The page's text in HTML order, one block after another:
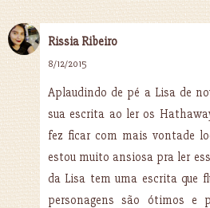
Rissia Ribeiro
8/12/2015
Aplaudindo de pé a Lisa de
sua escrita ao ler os
fez ficar com mais vontade
estou muito ansiosa pra ler
da Lisa tem uma escrita que
personagens são ótimos e